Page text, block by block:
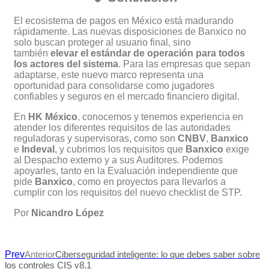
El ecosistema de pagos en México está madurando
rápidamente. Las nuevas disposiciones de Banxico no
solo buscan proteger al usuario final, sino
también elevar el estándar de operación para todos
los actores del sistema. Para las empresas que sepan
adaptarse, este nuevo marco representa una
oportunidad para consolidarse como jugadores
confiables y seguros en el mercado financiero digital.
En HK México, conocemos y tenemos experiencia en
atender los diferentes requisitos de las autoridades
reguladoras y supervisoras, como son CNBV, Banxico
e Indeval , y cubrimos los requisitos que Banxico exige
al Despacho externo y a sus Auditores. Podemos
apoyarles, tanto en la Evaluación independiente que
pide Banxico, como en proyectos para llevarlos a
cumplir con los requisitos del nuevo checklist de STP.
Por Nicandro López
PrevAnteriorCiberseguridad inteligente: lo que debes saber sobre
los controles CIS v8.1